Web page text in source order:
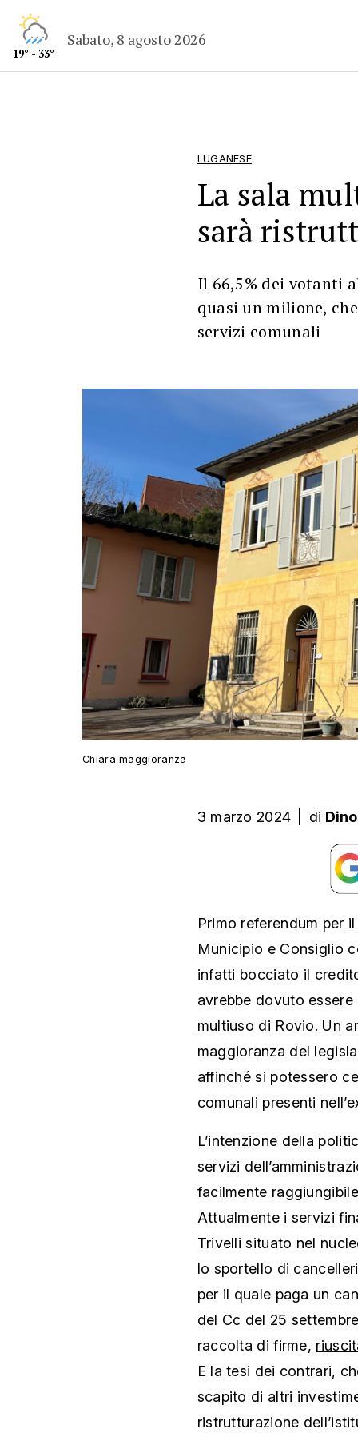
19° - 33°
Sabato, 8 agosto 2026
LUGANESE
La sala
sarà
Il 66,5% dei votanti
quasi un milione,
servizi comunali
Chiara maggioranza
3 marzo 2024 di
Primo referendum per
Municipio e Consiglio
infatti bocciato il
avrebbe dovuto
multiuso di Rovio. Un
maggioranza del
affinché si potessero
comunali presenti
L’intenzione della
servizi
facilmente
Attualmente i servizi
Trivelli situato nel
lo sportello di
per il quale paga un
del Cc del 25
raccolta di firme,
E la tesi dei contrari,
scapito di altri
ristrutturazione